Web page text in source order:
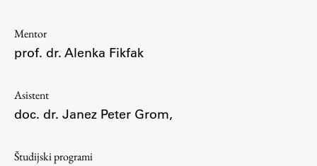
Knjižnica
Članstva v združenjih
Konzorciji
Kontakti
Mentor
prof. dr. Alenka Fikfak
Asistent
doc. dr. Janez Peter Grom,
Študijski programi